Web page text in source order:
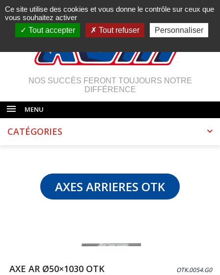
NOS SUCCÈS FERONT TOUJOURS NOTRE
DIFFÉRENCE
MENU
CATÉGORIES
AXES ARRIERES OTK
AXE AR Ø50×1030 OTK OTK.0054.G0
Ce site utilise des cookies et vous donne le contrôle sur ceux que
vous souhaitez activer
Tout accepter
Tout refuser Personnaliser